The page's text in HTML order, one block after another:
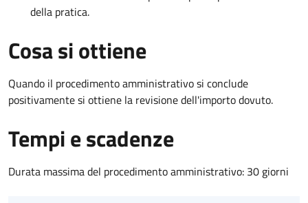
della pratica.
Cosa si ottiene
Quando il procedimento amministrativo si conclude
positivamente si ottiene la revisione dell'importo dovuto.
Tempi e scadenze
Durata massima del procedimento amministrativo: 30 giorni